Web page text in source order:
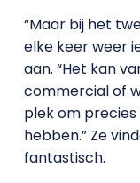
“Maar bij het
elke keer weer
aan. “Het kan
commercial of
plek om
hebben.” Ze
fantastisch.